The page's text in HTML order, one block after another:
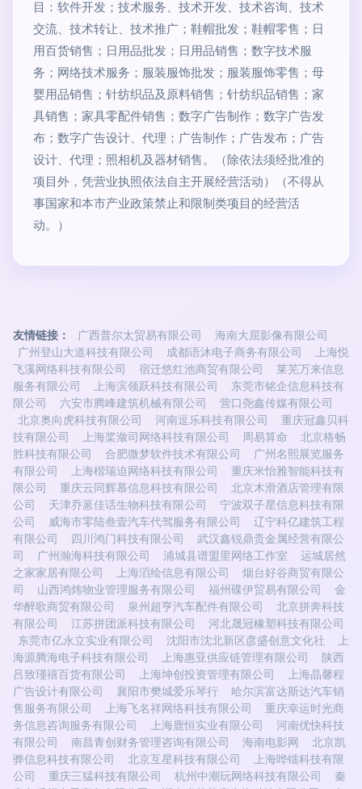
目：软件开发；技术服务、技术开发、技术咨询、技术
交流、技术转让、技术推广；鞋帽批发；鞋帽零售；日
用百货销售；日用品批发；日用品销售；数字技术服
务；网络技术服务；服装服饰批发；服装服饰零售；母
婴用品销售；针纺织品及原料销售；针纺织品销售；家
具销售；家具零配件销售；数字广告制作；数字广告发
布；数字广告设计、代理；广告制作；广告发布；广告
设计、代理；照相机及器材销售。（除依法须经批准的
项目外，凭营业执照依法自主开展经营活动）（不得从
事国家和本市产业政策禁止和限制类项目的经营活
动。）
友情链接： 广西普尔太贸易有限公司
海南大屈影像有限公司
广州登山大道科技有限公司
成都语沐电子商务有限公司
上海悦
飞溪网络科技有限公司
宿迁悠红池商贸有限公司
莱芜万来信息
服务有限公司
上海滨领跃科技有限公司
东莞市铭企信息科技有
限公司
六安市腾峰建筑机械有限公司
营口尧鑫传媒有限公司
北京奥向虎科技有限公司
河南逗乐科技有限公司
重庆冠鑫贝科
技有限公司
上海桨潋司网络科技有限公司 周易算命
北京格畅
胜科技有限公司
合肥微梦软件技术有限公司
广州名熙展览服务
有限公司
上海楷瑞迫网络科技有限公司
重庆米怡雅智能科技有
限公司
重庆云同辉慕信息科技有限公司
北京木滑酒店管理有限
公司
天津乔蒽佳话生物科技有限公司
宁波双子星信息科技有限
公司
威海市零陆叁壹汽车代驾服务有限公司
辽宁科亿建筑工程
有限公司
四川鸿门科技有限公司
武汉鑫锐鼎贵金属经营有限公
司
广州瀚海科技有限公司 浦城县谱盟里网络工作室
运城居然
之家家居有限公司
上海滔绘信息有限公司
烟台好谷商贸有限公
司
山西鸿炜物业管理服务有限公司 福州碟伊贸易有限公司
金
华醉歌商贸有限公司
泉州超亨汽车配件有限公司
北京拼奔科技
有限公司
江苏拼团派科技有限公司
河北晟冠橡塑科技有限公司
东莞市亿永立实业有限公司
沈阳市沈北新区彦盛创意文化社
上
海源腾海电子科技有限公司
上海惠亚供应链管理有限公司
陕西
吕致瑾禧百货有限公司
上海坤创投资管理有限公司
上海晶馨程
广告设计有限公司
襄阳市樊城爱乐琴行
哈尔滨富达斯达汽车销
售服务有限公司
上海飞名祥网络科技有限公司
重庆幸运时光商
务信息咨询服务有限公司
上海鹿恒实业有限公司
河南优快科技
有限公司
南昌青创财务管理咨询有限公司 海南电影网
北京凯
骅信息科技有限公司
北京互星科技有限公司
上海哗镭科技有限
公司
重庆三猛科技有限公司 杭州中潮玩网络科技有限公司
秦